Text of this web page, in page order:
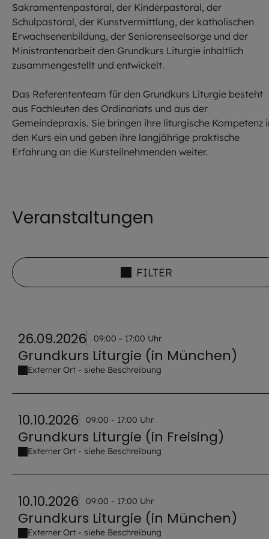
Sakramentenpastoral, der Kinderpastoral, der
Schulpastoral, der Kunstvermittlung, der katholischen
Erwachsenenbildung, der Seniorenseelsorge und der
Ministrantenarbeit den Grundkurs Liturgie inhaltlich
zusammengestellt und entwickelt.
Das Referententeam für den Grundkurs Liturgie besteht
aus Fachleuten des Ordinariats und aus der
Gemeindepraxis. Sie bringen ihre liturgische Kompetenz
den Kurs ein und geben ihre langjährige praktische
Erfahrung an die Kursteilnehmenden weiter.
Veranstaltungen
FILTER
26.09.2026 09:00 - 17:00 Uhr
Grundkurs Liturgie (in München)
Externer Ort - siehe Beschreibung
10.10.2026 09:00 - 17:00 Uhr
Grundkurs Liturgie (in Freising)
Externer Ort - siehe Beschreibung
10.10.2026 09:00 - 17:00 Uhr
Grundkurs Liturgie (in München)
Externer Ort - siehe Beschreibung